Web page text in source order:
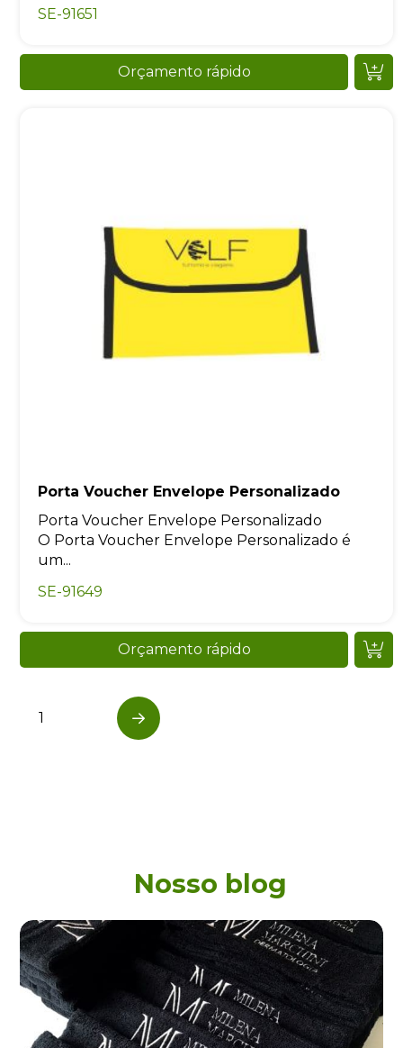
SE-91651
Orçamento rápido
Porta Voucher Envelope Personalizado
Porta Voucher Envelope Personalizado
O Porta Voucher Envelope Personalizado é
um...
SE-91649
Orçamento rápido
1 Next
Nosso blog